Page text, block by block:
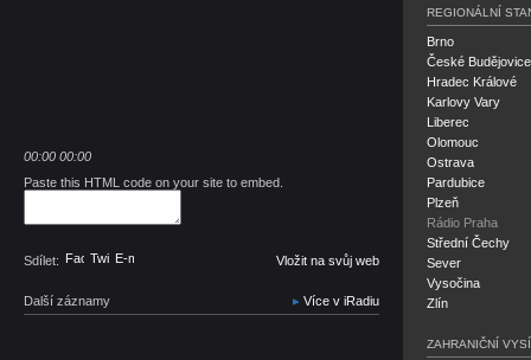
00:00 00:00
Paste this HTML code on your site to embed.
Sdílet: Facebook
TwitterE-mail Vložit na svůj web
Další záznamy Více v iRadiu
REGIONÁLNÍ
Brno
České Budějovice
Hradec Králové
Karlovy Vary
Liberec
Olomouc
Ostrava
Pardubice
Plzeň
Rádio Praha
Střední Čechy
Sever
Vysočina
Zlín
ZAHRANIČNÍ